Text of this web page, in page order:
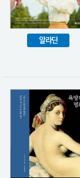
알라딘